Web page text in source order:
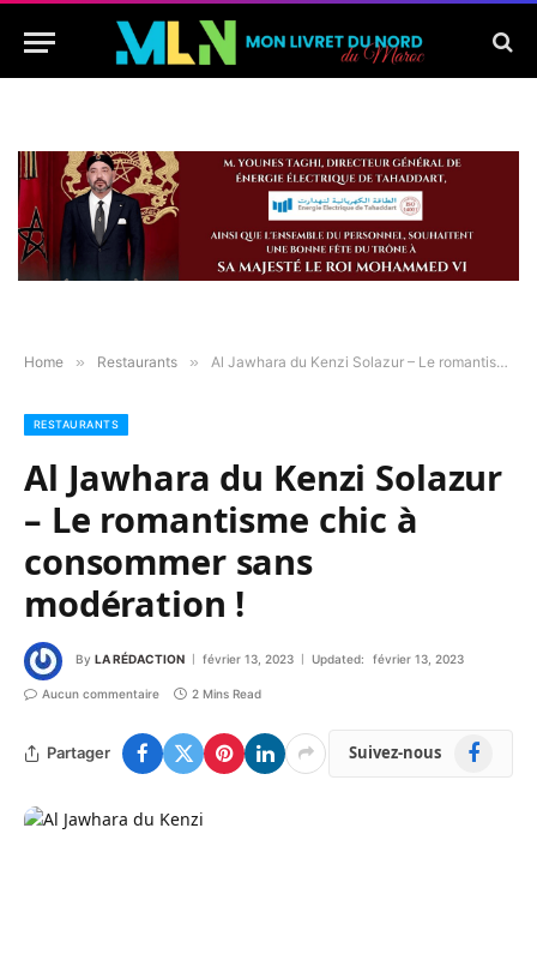
Home » Restaurants » Al Jawhara du Kenzi Solazur – Le romantisme chic à consommer sans modération !
RESTAURANTS
Al Jawhara du Kenzi Solazur
– Le romantisme chic à
consommer sans
modération !
By LA RÉDACTION février 13, 2023 Updated: février 13, 2023
Aucun commentaire 2 Mins Read
Partager Suivez-nous Facebook